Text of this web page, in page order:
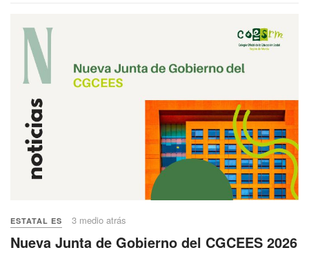
ESTATAL ES 3 medio atrás
Nueva Junta de Gobierno del CGCEES 2026